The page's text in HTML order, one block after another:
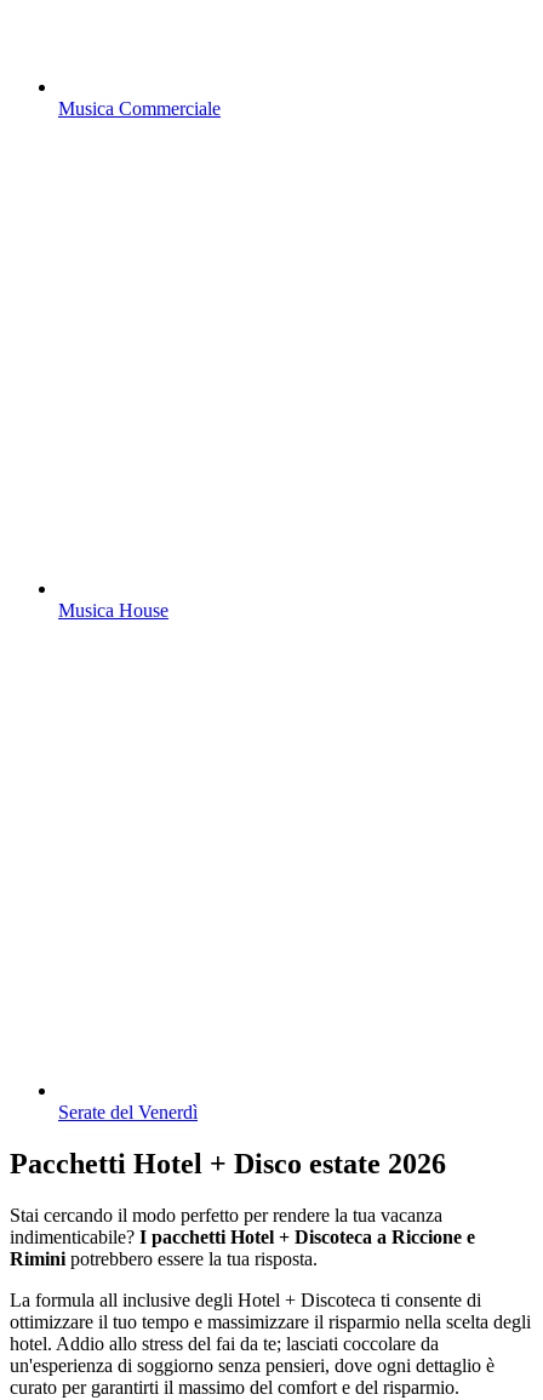
Musica Commerciale
Musica House
Serate del Venerdì
Pacchetti Hotel + Disco estate 2026
Stai cercando il modo perfetto per rendere la tua vacanza
indimenticabile? I pacchetti Hotel + Discoteca a Riccione e
Rimini potrebbero essere la tua risposta.
La formula all inclusive degli Hotel + Discoteca ti consente di
ottimizzare il tuo tempo e massimizzare il risparmio nella scelta degli
hotel. Addio allo stress del fai da te; lasciati coccolare da
un'esperienza di soggiorno senza pensieri, dove ogni dettaglio è
curato per garantirti il massimo del comfort e del risparmio.